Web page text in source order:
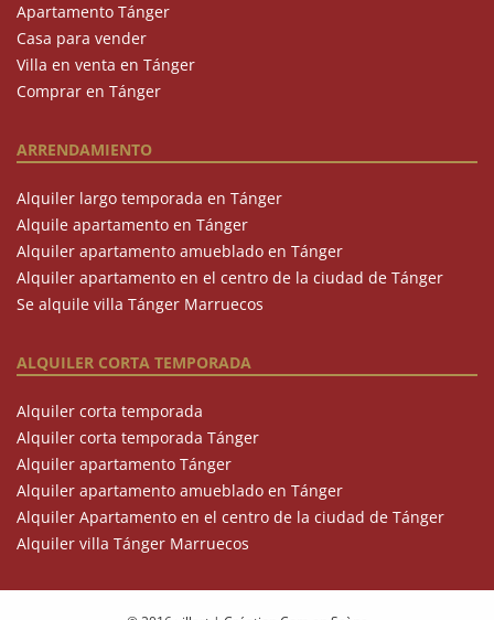
Apartamento Tánger
Casa para vender
Villa en venta en Tánger
Comprar en Tánger
ARRENDAMIENTO
Alquiler largo temporada en Tánger
Alquile apartamento en Tánger
Alquiler apartamento amueblado en Tánger
Alquiler apartamento en el centro de la ciudad de Tánger
Se alquile villa Tánger Marruecos
ALQUILER CORTA TEMPORADA
Alquiler corta temporada
Alquiler corta temporada Tánger
Alquiler apartamento Tánger
Alquiler apartamento amueblado en Tánger
Alquiler Apartamento en el centro de la ciudad de Tánger
Alquiler villa Tánger Marruecos